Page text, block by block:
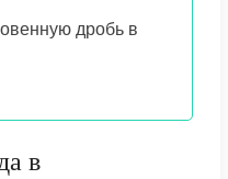
дробь в
в